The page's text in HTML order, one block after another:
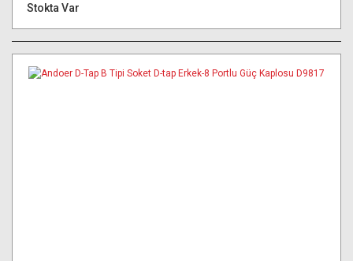
Stokta Var